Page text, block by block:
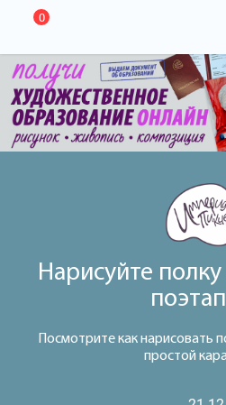
0
Нарисуйте
Посмотрите как нарисовать
простой